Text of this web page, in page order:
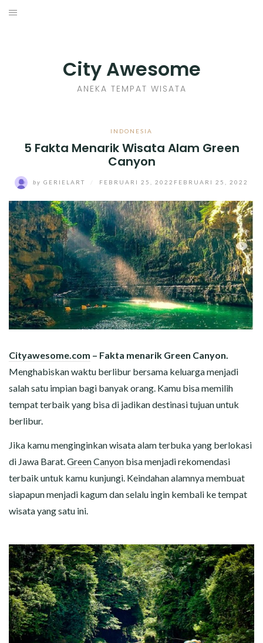
Skip
City Awesome
ANEKA TEMPAT WISATA
INDONESIA
5 Fakta Menarik Wisata Alam Green
Canyon
by GERIELART FEBRUARI 25, 2022 FEBRUARI 25, 2022
Cityawesome.com – Fakta menarik Green Canyon.
Menghabiskan waktu berlibur bersama keluarga menjadi
salah satu impian bagi banyak orang. Kamu bisa memilih
tempat terbaik yang bisa di jadikan destinasi tujuan untuk
berlibur.
Jika kamu menginginkan wisata alam terbuka yang berlokasi
di Jawa Barat. Green Canyon bisa menjadi rekomendasi
terbaik untuk kamu kunjungi. Keindahan alamnya membuat
siapapun menjadi kagum dan selalu ingin kembali ke tempat
wisata yang satu ini.
SENI KERAJINAN
INFO GAMES
MOVIES REVIEW